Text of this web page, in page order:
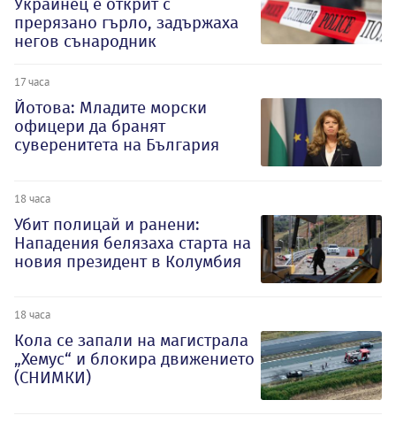
прерязано гърло, задържаха
негов сънародник
17 часа
Йотова: Младите морски
офицери да бранят
суверенитета на България
18 часа
Убит полицай и ранени:
Нападения белязаха старта на
новия президент в Колумбия
18 часа
Кола се запали на магистрала
„Хемус“ и блокира движението
(СНИМКИ)